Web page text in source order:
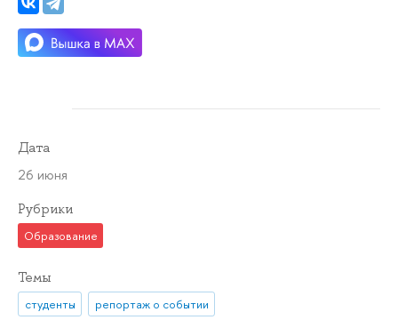
Дата
26 июня
Рубрики
Образование
Темы
студенты репортаж о событии